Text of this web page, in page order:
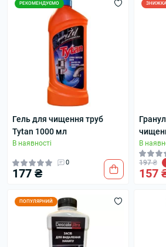
РЕКОМЕНДУЄМО
Гель для чищення труб
Tytan 1000 мл
В наявності
0
177 ₴
ЗНИЖКА
В
197 ₴
157
ПОПУЛЯРНИЙ